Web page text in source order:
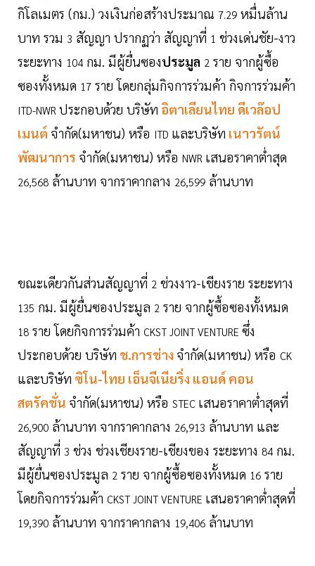
กิโลเมตร (กม.) วงเงินก่อสร้างประมาณ 7.29 หมื่นล้าน
บาท รวม 3 สัญญา ปรากฏว่า สัญญาที่ 1 ช่วงเด่นชัย-งาว
ระยะทาง 104 กม. มีผู้ยื่นซองประมูล 2 ราย จากผู้ซื้อ
ซองทั้งหมด 17 ราย โดยกลุ่มกิจการร่วมค้า กิจการร่วมค้า
ITD-NWR ประกอบด้วย บริษัท อิตาเลียนไทย ดีเวล๊อป
เมนต์ จำกัด(มหาชน) หรือ ITD และบริษัท เนาวรัตน์
พัฒนาการ จำกัด(มหาชน) หรือ NWR เสนอราคาต่ำสุด
26,568 ล้านบาท จากราคากลาง 26,599 ล้านบาท
ขณะเดียวกันส่วนสัญญาที่ 2 ช่วงงาว-เชียงราย ระยะทาง
135 กม. มีผู้ยื่นซองประมูล 2 ราย จากผู้ซื้อซองทั้งหมด
18 ราย โดยกิจการร่วมค้า CKST JOINT VENTURE ซึ่ง
ประกอบด้วย บริษัท ช.การช่าง จำกัด(มหาชน) หรือ CK
และบริษัท ซิโน-ไทย เอ็นจีเนียริ่ง แอนด์ คอน
สตรัคชั่น จำกัด(มหาชน) หรือ STEC เสนอราคาต่ำสุดที่
26,900 ล้านบาท จากราคากลาง 26,913 ล้านบาท และ
สัญญาที่ 3 ช่วง ช่วงเชียงราย-เชียงของ ระยะทาง 84 กม.
มีผู้ยื่นซองประมูล 2 ราย จากผู้ซื้อซองทั้งหมด 16 ราย
โดยกิจการร่วมค้า CKST JOINT VENTURE เสนอราคาต่ำสุดที่
19,390 ล้านบาท จากราคากลาง 19,406 ล้านบาท